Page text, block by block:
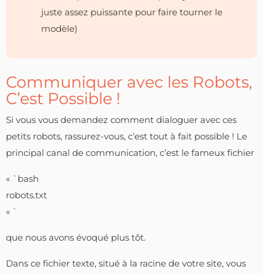
juste assez puissante pour faire tourner le
modèle)
Communiquer avec les Robots,
C’est Possible !
Si vous vous demandez comment dialoguer avec ces
petits robots, rassurez-vous, c’est tout à fait possible ! Le
principal canal de communication, c’est le fameux fichier
« `bash
robots.txt
« `
que nous avons évoqué plus tôt.
Dans ce fichier texte, situé à la racine de votre site, vous